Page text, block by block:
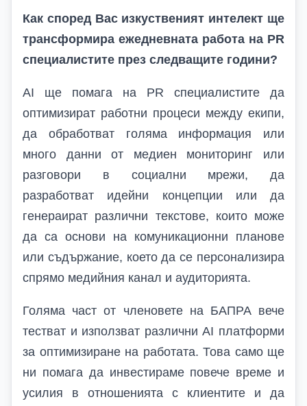
Как според Вас изкуственият интелект ще
трансформира ежедневната работа на PR
специалистите през следващите години?
AI ще помага на PR специалистите да
оптимизират работни процеси между екипи,
да обработват голяма информация или
много данни от медиен мониторинг или
разговори в социални мрежи, да
разработват идейни концепции или да
генераират различни текстове, които може
да са основи на комуникационни планове
или съдържание, което да се персонализира
спрямо медийния канал и аудиторията.
Голяма част от членовете на БАПРА вече
тестват и използват различниAI платформи
за оптимизиране на работата. Това само ще
ни помага да инвестираме повече време и
усилия в отношенията с клиентите и да